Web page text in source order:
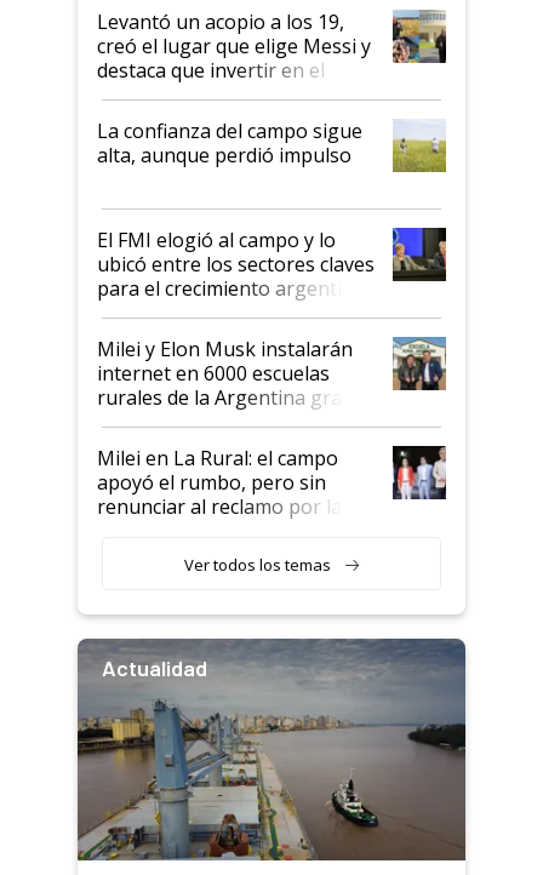
Levantó un acopio a los 19,
creó el lugar que elige Messi y
destaca que invertir en el
kirchnerismo era como "darle
plata a un hijo para droga":
Juan Félix Rossetti, el libertario
que de una dura crisis salió
de Milei
La confianza del campo sigue
alta, aunque perdió impulso
El FMI elogió al campo y lo
ubicó entre los sectores claves
para el crecimiento argentino
Milei y Elon Musk instalarán
internet en 6000 escuelas
rurales de la Argentina gracias
a un acuerdo con Starlink
Milei en La Rural: el campo
apoyó el rumbo, pero sin
renunciar al reclamo por las
Ver todos los temas
Actualidad